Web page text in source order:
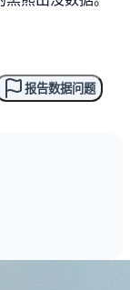
报告数据问题